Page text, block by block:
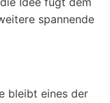
spannende
bleibt eines der